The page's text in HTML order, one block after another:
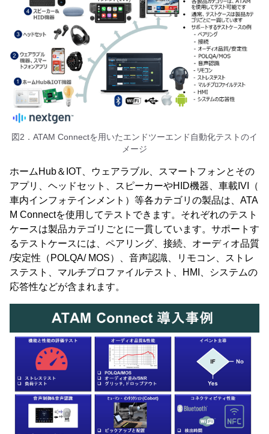
図2．ATAM Connectを用いたエンドツーエンド自動化テストのイ
メージ
ホームHub＆IOT、ウェアラブル、スマートフォンとその
アプリ、ヘッドセット、スピーカーやHID機器、車載IVI（
車内インフォテインメント）等各カテゴリの製品は、ATA
M Connectを使用してテストできます。それぞれのテスト
ケースは製品カテゴリごとに一貫しています。サポートす
るテストケースには、ペアリング、接続、オーディオ品質
/安定性（POLQA/ MOS）、音声認識、リモコン、ストレ
ステスト、マルチプロファイルテスト、HMI、システムの
応答性などが含まれます。